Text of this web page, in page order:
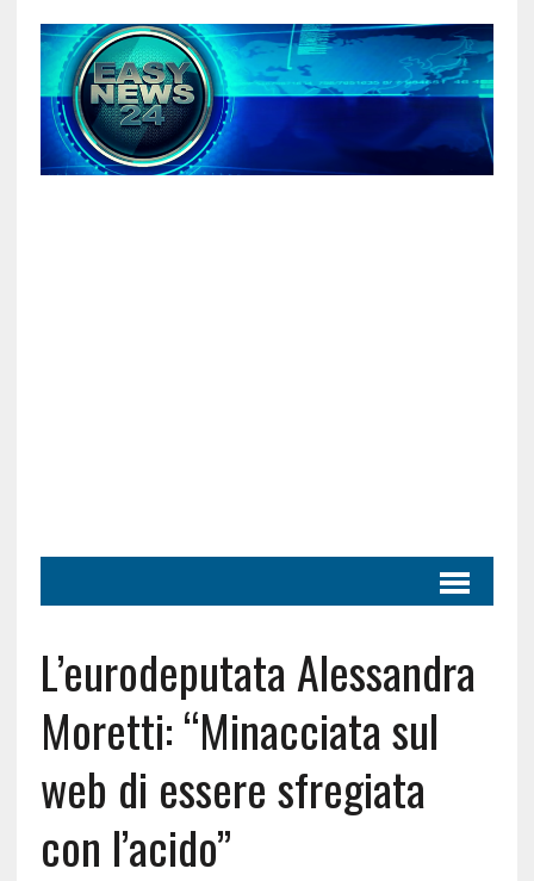
L’eurodeputata Alessandra
Moretti: “Minacciata sul
web di essere sfregiata
con l’acido”